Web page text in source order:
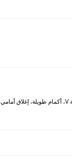
قميص بثنيات، مطبع، تفاصيل فانتازية، ياقة V، أكمام طويلة، إغلاق أمامي